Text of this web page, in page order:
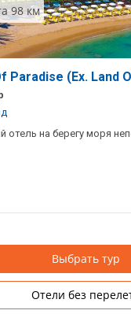
98 км
Paradise (Ex. Land
отель на берегу моря
Выбрать тур
Отели без